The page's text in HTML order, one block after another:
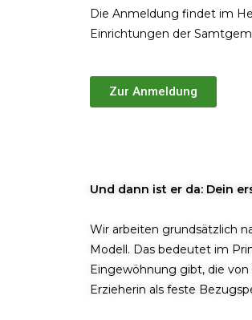
Die Anmeldung findet im
Einrichtungen der
Zur Anmeldung
Und dann ist er da: Dein
Wir arbeiten grundsätzlich
Modell. Das bedeutet im
Eingewöhnung gibt, die
Erzieherin als feste